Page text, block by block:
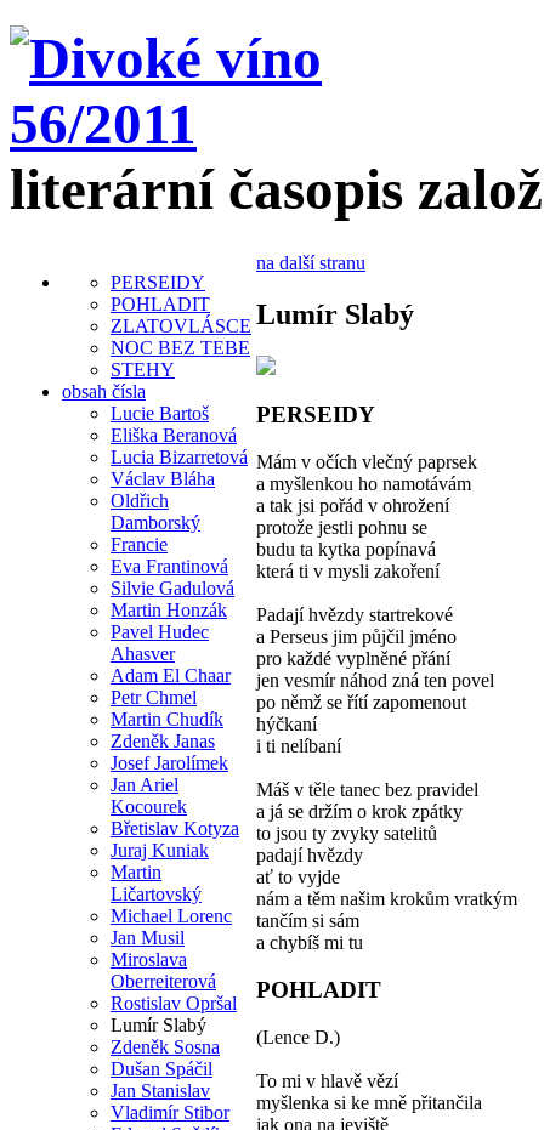
literární časopis
PERSEIDY
POHLADIT
ZLATOVLÁSCE
NOC BEZ TEBE
STEHY
obsah čísla
Lucie Bartoš
Eliška Beranová
Lucia Bizarretová
Václav Bláha
Oldřich
Damborský
Francie
Eva Frantinová
Silvie Gadulová
Martin Honzák
Pavel Hudec
Ahasver
Adam El Chaar
Petr Chmel
Martin Chudík
Zdeněk Janas
Josef Jarolímek
Jan Ariel
Kocourek
Břetislav Kotyza
Juraj Kuniak
Martin
Ličartovský
Michael Lorenc
Jan Musil
Miroslava
Oberreiterová
Rostislav Opršal
Lumír Slabý
Zdeněk Sosna
Dušan Spáčil
Jan Stanislav
Vladimír Stibor
na další stranu
Lumír Slabý
PERSEIDY
Mám v očích vlečný paprsek
a myšlenkou ho namotávám
a tak jsi pořád v ohrožení
protože jestli pohnu se
budu ta kytka popínavá
která ti v mysli zakoření
Padají hvězdy startrekové
a Perseus jim půjčil jméno
pro každé vyplněné přání
jen vesmír náhod zná ten povel
po němž se řítí zapomenout
hýčkaní
i ti nelíbaní
Máš v těle tanec bez pravidel
a já se držím o krok zpátky
to jsou ty zvyky satelitů
padají hvězdy
ať to vyjde
nám a těm našim krokům vratkým
tančím si sám
a chybíš mi tu
POHLADIT
(Lence D.)
To mi v hlavě vězí
myšlenka si ke mně přitančila
jak ona na jeviště